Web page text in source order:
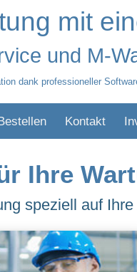
mit
und M-
dank professioneller
Kontakt
Ihre
speziell auf